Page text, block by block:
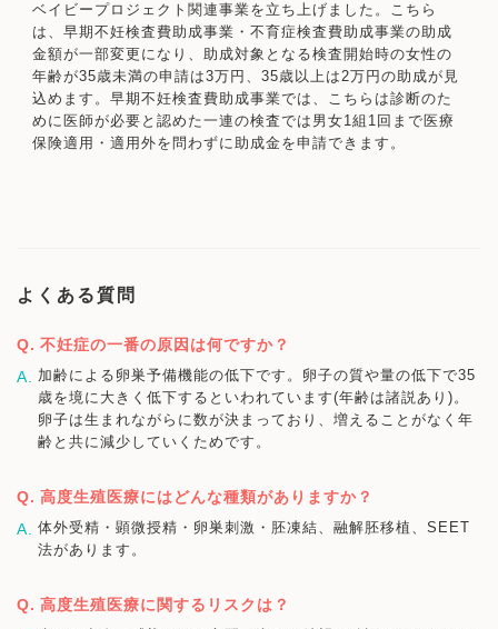
ベイビープロジェクト関連事業を立ち上げました。こちら
は、早期不妊検査費助成事業・不育症検査費助成事業の助成
金額が一部変更になり、助成対象となる検査開始時の女性の
年齢が35歳未満の申請は3万円、35歳以上は2万円の助成が見
込めます。早期不妊検査費助成事業では、こちらは診断のた
めに医師が必要と認めた一連の検査では男女1組1回まで医療
保険適用・適用外を問わずに助成金を申請できます。
よくある質問
不妊症の一番の原因は何ですか？
加齢による卵巣予備機能の低下です。卵子の質や量の低下で35
歳を境に大きく低下するといわれています(年齢は諸説あり)。
卵子は生まれながらに数が決まっており、増えることがなく年
齢と共に減少していくためです。
高度生殖医療にはどんな種類がありますか？
体外受精・顕微授精・卵巣刺激・胚凍結、融解胚移植、SEET
法があります。
高度生殖医療に関するリスクは？